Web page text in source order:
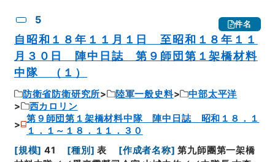
5 件名
自昭和１８年１１月１日 至昭和１８年１１
月３０日 陣中日誌 第９師団第１架橋材料
中隊 （１）
防衛省防衛研究所 陸軍一般史料
中部太平洋
西カロリン
第９師団第１架橋材料中隊 陣中日誌 昭和１８．１
１．１～１８．１１．３０
[規模] 41 [種別 ] 表 [作成者名称] 第九師團第一架橋